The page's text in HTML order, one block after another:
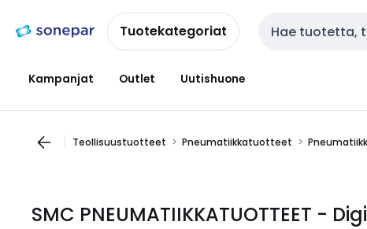
navigointiinsisältöönTuotekategoriat Haku
Kampanjat Outlet Uutishuone
Teollisuustuotteet Pneumatiikkatuotteet
SMC PNEUMATIIKKATUOTTEET -